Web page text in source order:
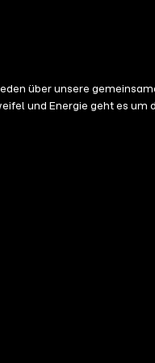
über unsere
und Energie geht es um